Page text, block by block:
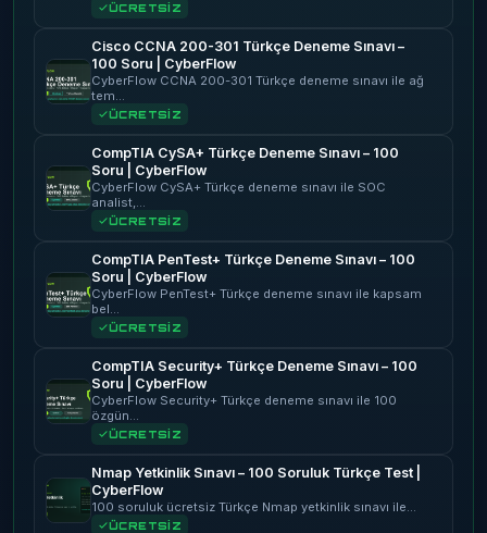
ÜCRETSİZ
Cisco CCNA 200-301 Türkçe Deneme Sınavı –
100 Soru | CyberFlow
CyberFlow CCNA 200-301 Türkçe deneme sınavı ile ağ
tem…
ÜCRETSİZ
CompTIA CySA+ Türkçe Deneme Sınavı – 100
Soru | CyberFlow
CyberFlow CySA+ Türkçe deneme sınavı ile SOC
analist,…
ÜCRETSİZ
CompTIA PenTest+ Türkçe Deneme Sınavı – 100
Soru | CyberFlow
CyberFlow PenTest+ Türkçe deneme sınavı ile kapsam
bel…
ÜCRETSİZ
CompTIA Security+ Türkçe Deneme Sınavı – 100
Soru | CyberFlow
CyberFlow Security+ Türkçe deneme sınavı ile 100
özgün…
ÜCRETSİZ
Nmap Yetkinlik Sınavı – 100 Soruluk Türkçe Test |
CyberFlow
100 soruluk ücretsiz Türkçe Nmap yetkinlik sınavı ile…
ÜCRETSİZ